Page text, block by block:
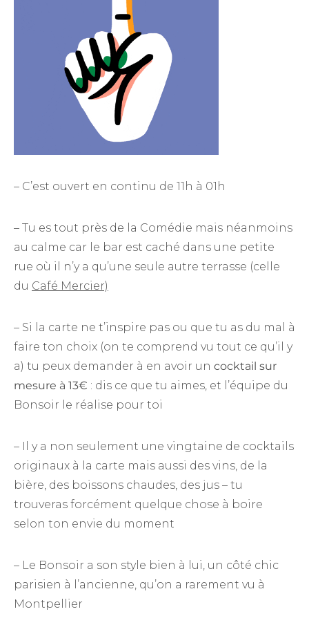
– C’est ouvert en continu de 11h à 01h
– Tu es tout près de la Comédie mais néanmoins
au calme car le bar est caché dans une petite
rue où il n’y a qu’une seule autre terrasse (celle
du Café Mercier)
– Si la carte ne t’inspire pas ou que tu as du mal à
faire ton choix (on te comprend vu tout ce qu’il y
a) tu peux demander à en avoir un cocktail sur
mesure à 13€ : dis ce que tu aimes, et l’équipe du
Bonsoir le réalise pour toi
– Il y a non seulement une vingtaine de cocktails
originaux à la carte mais aussi des vins, de la
bière, des boissons chaudes, des jus – tu
trouveras forcément quelque chose à boire
selon ton envie du moment
– Le Bonsoir a son style bien à lui, un côté chic
parisien à l’ancienne, qu’on a rarement vu à
Montpellier